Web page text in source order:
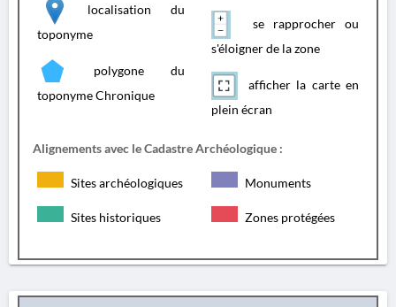
localisation du
toponyme
polygone du
toponyme Chronique
se rapprocher ou
s'éloigner de la zone
afficher la carte en
plein écran
Alignements avec le Cadastre Archéologique :
Sites archéologiques Monuments
Sites historiques Zones protégées